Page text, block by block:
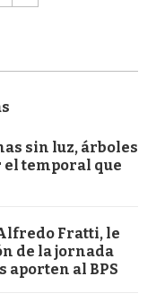
sin luz, árboles
el temporal que
Fratti, le
de la jornada
aporten al BPS